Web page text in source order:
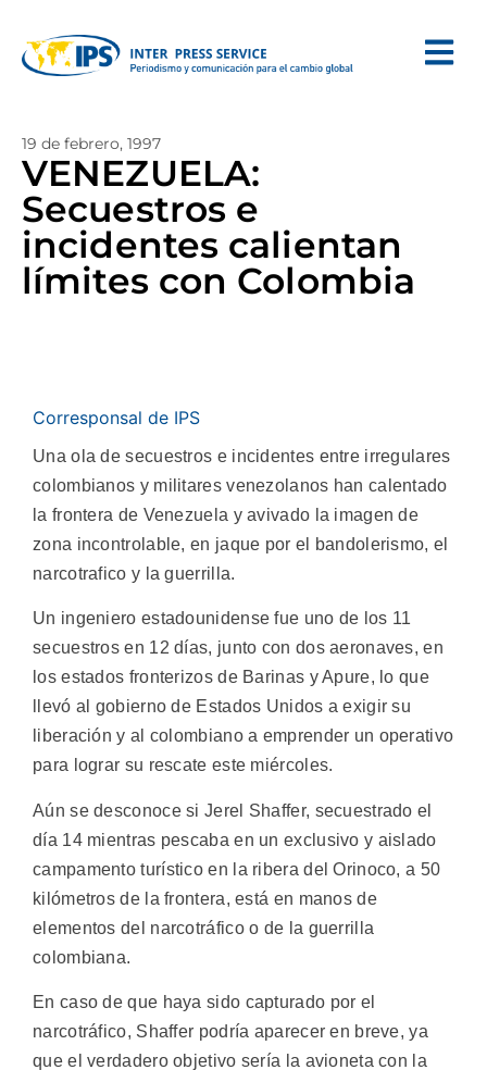
19 de febrero, 1997
VENEZUELA:
Secuestros e
incidentes calientan
límites con Colombia
Corresponsal de IPS
Una ola de secuestros e incidentes entre irregulares
colombianos y militares venezolanos han calentado
la frontera de Venezuela y avivado la imagen de
zona incontrolable, en jaque por el bandolerismo, el
narcotrafico y la guerrilla.
Un ingeniero estadounidense fue uno de los 11
secuestros en 12 días, junto con dos aeronaves, en
los estados fronterizos de Barinas y Apure, lo que
llevó al gobierno de Estados Unidos a exigir su
liberación y al colombiano a emprender un operativo
para lograr su rescate este miércoles.
Aún se desconoce si Jerel Shaffer, secuestrado el
día 14 mientras pescaba en un exclusivo y aislado
campamento turístico en la ribera del Orinoco, a 50
kilómetros de la frontera, está en manos de
elementos del narcotráfico o de la guerrilla
colombiana.
En caso de que haya sido capturado por el
narcotráfico, Shaffer podría aparecer en breve, ya
que el verdadero objetivo sería la avioneta con la